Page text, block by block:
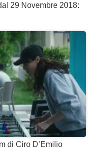
29 Novembre 2018:
di Ciro D’Emilio